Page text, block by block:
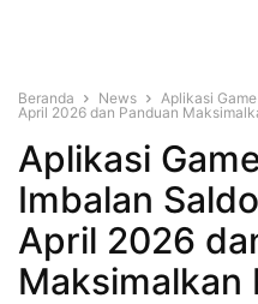
Beranda News
Aplikasi
April 2026 dan Panduan
Aplikasi
Imbalan
April 2026
Maksimalkan